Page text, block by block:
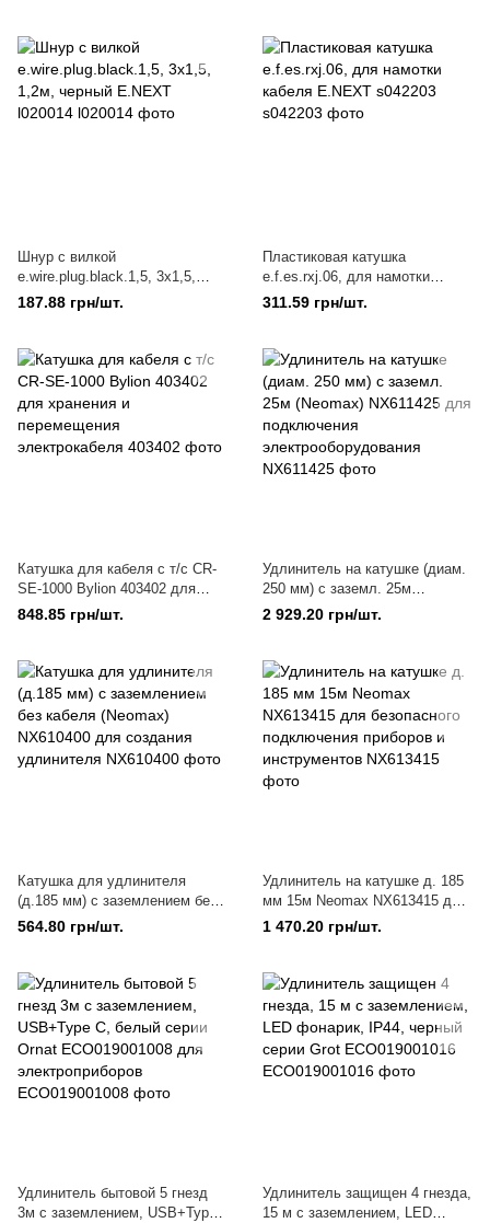
Шнур с вилкой
e.wire.plug.black.1,5, 3х1,5,
1,2м, черный E.NEXT l020014
187.88 грн/шт.
Пластиковая катушка
e.f.es.rxj.06, для намотки
кабеля E.NEXT s042203
311.59 грн/шт.
Катушка для кабеля с т/с CR-
SE-1000 Bylion 403402 для
хранения и перемещения
электрокабеля
848.85 грн/шт.
Удлинитель на катушке (диам.
250 мм) с заземл. 25м
(Neomax) NX611425 для
подключения
2 929.20 грн/шт.
Катушка для удлинителя
(д.185 мм) с заземлением без
кабеля (Neomax) NX610400
для создания удлинителя
564.80 грн/шт.
Удлинитель на катушке д. 185
мм 15м Neomax NX613415 для
безопасного подключения
приборов и инструментов
1 470.20 грн/шт.
Удлинитель бытовой 5 гнезд
3м с заземлением, USB+Type
Удлинитель защищен 4 гнезда,
15 м с заземлением, LED